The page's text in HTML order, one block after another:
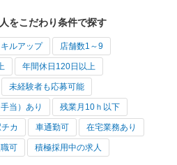
をこだわり条件で探す
ルアップ 店舗数1～9
年間休日120日以上
未経験者も応募可能
当）あり 残業月10ｈ以下
カ 車通勤可 在宅業務あり
可 積極採用中の求人